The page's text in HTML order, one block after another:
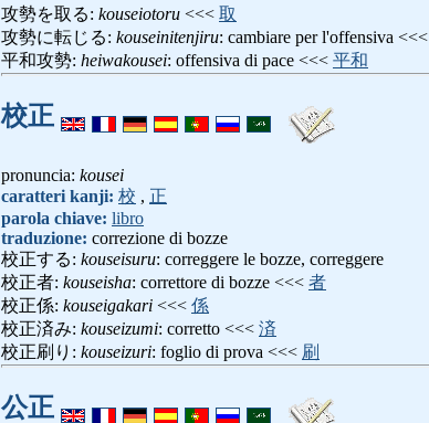
攻勢を取る: kouseiotoru <<< 取
攻勢に転じる: kouseinitenjiru: cambiare per l'offensiva <<<
平和攻勢: heiwakousei: offensiva di pace <<< 平和
校正
pronuncia: kousei
caratteri kanji: 校 , 正
parola chiave: libro
traduzione: correzione di bozze
校正する: kouseisuru: correggere le bozze, correggere
校正者: kouseisha: correttore di bozze <<< 者
校正係: kouseigakari <<< 係
校正済み: kouseizumi: corretto <<< 済
校正刷り: kouseizuri: foglio di prova <<< 刷
公正